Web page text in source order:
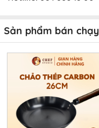
Sản phẩm bán chạy